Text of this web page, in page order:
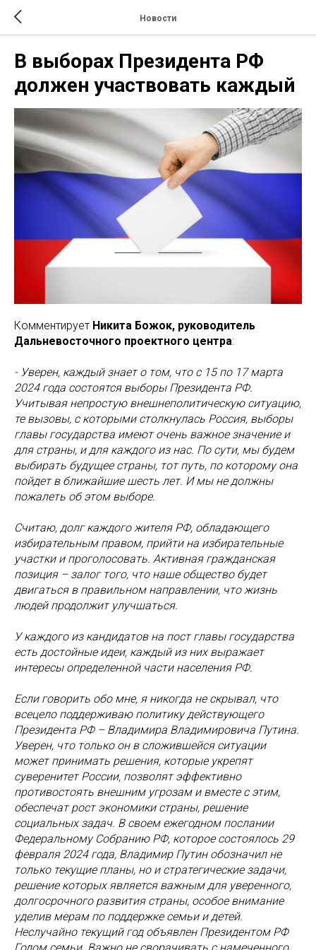
Новости
В выборах Президента РФ
должен участвовать каждый
Комментирует Никита Божок, руководитель
Дальневосточного проектного центра:
- Уверен, каждый знает о том, что с 15 по 17 марта
2024 года состоятся выборы Президента РФ.
Учитывая непростую внешнеполитическую ситуацию,
те вызовы, с которыми столкнулась Россия, выборы
главы государства имеют очень важное значение и
для страны, и для каждого из нас. По сути, мы будем
выбирать будущее страны, тот путь, по которому она
пойдет в ближайшие шесть лет. И мы не должны
пожалеть об этом выборе.
Считаю, долг каждого жителя РФ, обладающего
избирательным правом, прийти на избирательные
участки и проголосовать. Активная гражданская
позиция – залог того, что наше общество будет
двигаться в правильном направлении, что жизнь
людей продолжит улучшаться.
У каждого из кандидатов на пост главы государства
есть достойные идеи, каждый из них выражает
интересы определенной части населения РФ.
Если говорить обо мне, я никогда не скрывал, что
всецело поддерживаю политику действующего
Президента РФ – Владимира Владимировича Путина.
Уверен, что только он в сложившейся ситуации
может принимать решения, которые укрепят
суверенитет России, позволят эффективно
противостоять внешним угрозам и вместе с этим,
обеспечат рост экономики страны, решение
социальных задач. В своем ежегодном послании
Федеральному Собранию РФ, которое состоялось 29
февраля 2024 года, Владимир Путин обозначил не
только текущие планы, но и стратегические задачи,
решение которых является важным для уверенного,
долгосрочного развития страны, особое внимание
уделив мерам по поддержке семьи и детей.
Неслучайно текущий год объявлен Президентом РФ